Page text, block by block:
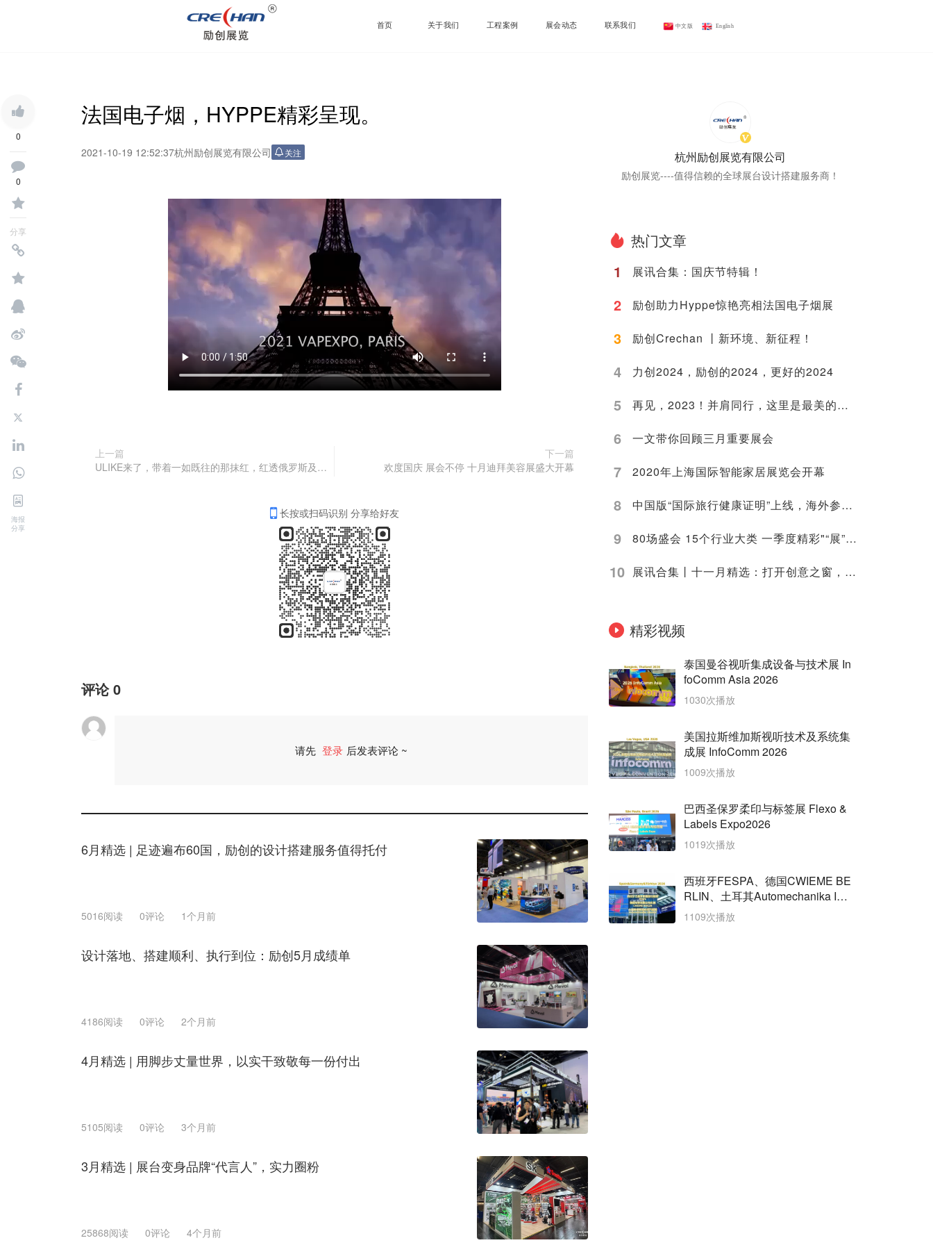
首页 关于我们 工程案例 展会动态 联系我们 中文版 English
0
0
分享
海报
分享
法国电子烟，HYPPE精彩呈现。
2021-10-19 12:52:37杭州励创展览有限公司 关注
上一篇
ULIKE来了，带着一如既往的那抹红，红透俄罗斯及东欧最专业的化妆品和美容仪器展！
下一篇
欢度国庆 展会不停 十月迪拜美容展盛大开幕
长按或扫码识别 分享给好友
评论0
请先 登录 后发表评论 ~
6月精选 | 足迹遍布60国，励创的设计搭建服务值得托付
5016阅读 0评论 1个月前
设计落地、搭建顺利、执行到位：励创5月成绩单
4186阅读 0评论 2个月前
4月精选 | 用脚步丈量世界，以实干致敬每一份付出
5105阅读 0评论 3个月前
3月精选 | 展台变身品牌“代言人”，实力圈粉
25868阅读 0评论 4个月前
杭州励创展览有限公司
励创展览----值得信赖的全球展台设计搭建服务商！
热门文章
1
展讯合集：国庆节特辑！
2 励创助力Hyppe惊艳亮相法国电子烟展
3 励创Crechan 丨新环境、新征程！
4 力创2024，励创的2024，更好的2024
5 再见，2023！并肩同行，这里是最美的舞台。
6 一文带你回顾三月重要展会
7 2020年上海国际智能家居展览会开幕
8 中国版“国际旅行健康证明”上线，海外参展更便捷
9 80场盛会 15个行业大类 一季度精彩"“展”放！
10 展讯合集丨十一月精选：打开创意之窗，方寸展台融科技之力，展艺术之美
精彩视频
泰国曼谷视听集成设备与技术展 In
foComm Asia 2026
1030次播放
美国拉斯维加斯视听技术及系统集
成展 InfoComm 2026
1009次播放
巴西圣保罗柔印与标签展 Flexo &
Labels Expo2026
1019次播放
西班牙FESPA、德国CWIEME BE
RLIN、土耳其Automechanika Ista
nbul三展齐开
1109次播放